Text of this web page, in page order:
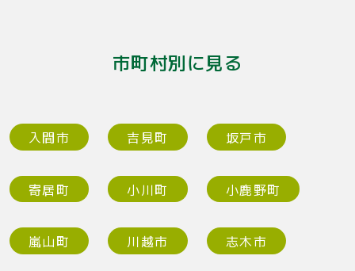
市町村別に見る
入間市 吉見町 坂戸市
寄居町 小川町 小鹿野町
嵐山町 川越市 志木市